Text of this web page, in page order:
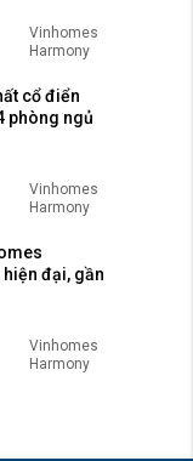
Vinhomes
Harmony
cổ điển
phòng ngủ
Vinhomes
Harmony
đại, gần
Vinhomes
Harmony